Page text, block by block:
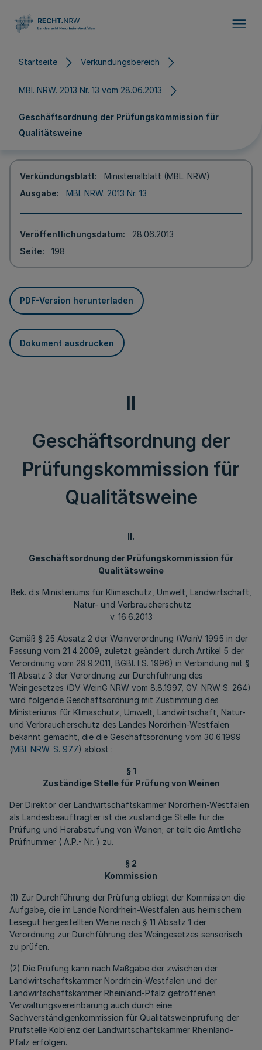
Startseite Verkündungsbereich
MBl. NRW. 2013 Nr. 13 vom 28.06.2013
Geschäftsordnung der Prüfungskommission für
Qualitätsweine
Verkündungsblatt
Ministerialblatt (MBL. NRW)
Ausgabe
MBl. NRW. 2013 Nr. 13
Veröffentlichungsdatum
28.06.2013
Seite
198
PDF-Version herunterladen
Dokument ausdrucken
II
Geschäftsordnung der
Prüfungskommission für
Qualitätsweine
II.
Geschäftsordnung der Prüfungskommission für
Qualitätsweine
Bek. d.s Ministeriums für Klimaschutz, Umwelt, Landwirtschaft,
Natur- und Verbraucherschutz
v. 16.6.2013
Gemäß § 25 Absatz 2 der Weinverordnung (WeinV 1995 in der
Fassung vom 21.4.2009, zuletzt geändert durch Artikel 5 der
Verordnung vom 29.9.2011, BGBl. I S. 1996) in Verbindung mit §
11 Absatz 3 der Verordnung zur Durchführung des
Weingesetzes (DV WeinG NRW vom 8.8.1997, GV. NRW S. 264)
wird folgende Geschäftsordnung mit Zustimmung des
Ministeriums für Klimaschutz, Umwelt, Landwirtschaft, Natur-
und Verbraucherschutz des Landes Nordrhein-Westfalen
bekannt gemacht, die die Geschäftsordnung vom 30.6.1999
(MBl. NRW. S. 977) ablöst :
§ 1
Zuständige Stelle für Prüfung von Weinen
Der Direktor der Landwirtschaftskammer Nordrhein-Westfalen
als Landesbeauftragter ist die zuständige Stelle für die
Prüfung und Herabstufung von Weinen; er teilt die Amtliche
Prüfnummer ( A.P.- Nr. ) zu.
§ 2
Kommission
(1) Zur Durchführung der Prüfung obliegt der Kommission die
Aufgabe, die im Lande Nordrhein-Westfalen aus heimischem
Lesegut hergestellten Weine nach § 11 Absatz 1 der
Verordnung zur Durchführung des Weingesetzes sensorisch
zu prüfen.
(2) Die Prüfung kann nach Maßgabe der zwischen der
Landwirtschaftskammer Nordrhein-Westfalen und der
Landwirtschaftskammer Rheinland-Pfalz getroffenen
Verwaltungsvereinbarung auch durch eine
Sachverständigenkommission für Qualitätsweinprüfung der
Prüfstelle Koblenz der Landwirtschaftskammer Rheinland-
Pfalz erfolgen.